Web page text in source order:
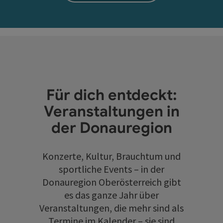
Für dich entdeckt:
Veranstaltungen in
der Donauregion
Konzerte, Kultur, Brauchtum und
sportliche Events – in der
Donauregion Oberösterreich gibt
es das ganze Jahr über
Veranstaltungen, die mehr sind als